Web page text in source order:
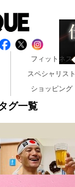
フィットネス
スペシャリスト
ショッピング
グ一覧